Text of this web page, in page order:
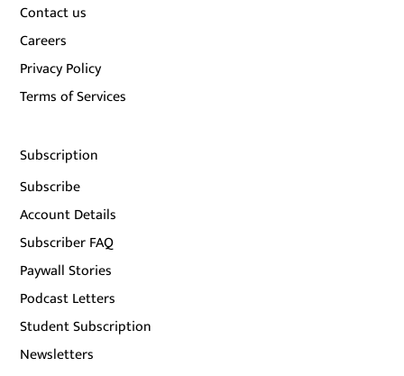
Contact us
Careers
Privacy Policy
Terms of Services
Subscription
Subscribe
Account Details
Subscriber FAQ
Paywall Stories
Podcast Letters
Student Subscription
Newsletters